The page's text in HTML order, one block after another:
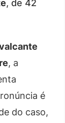
, de 42
, a
é
do caso,